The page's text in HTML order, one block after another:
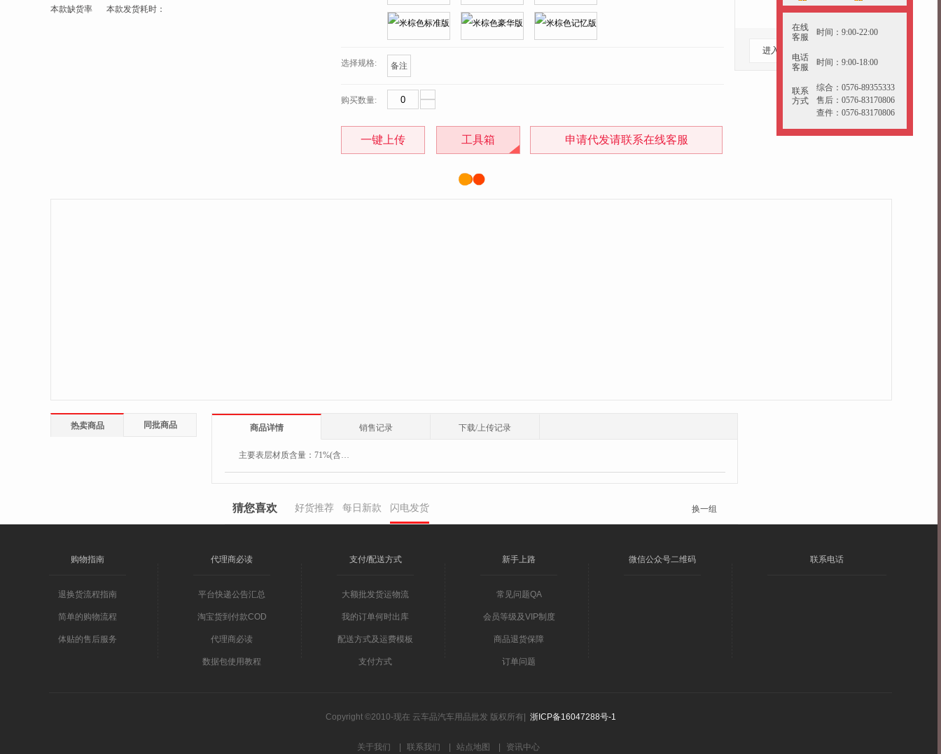
本款缺货率 本款发货耗时：
选择规格: 备注
购买数量:
一键上传 工具箱 申请代发请联系在线客服
进入档口
热卖商品 同批商品 商品详情 销售记录 下载/上传记录
主要表层材质含量： 71%(含)-80%(含)
猜您喜欢 好货推荐 每日新款 闪电发货 换一组
购物指南
退换货流程指南
简单的购物流程
体贴的售后服务
代理商必读
平台快递公告汇总
淘宝货到付款COD
代理商必读
数据包使用教程
支付/配送方式
大额批发货运物流
我的订单何时出库
配送方式及运费模板
支付方式
新手上路
常见问题QA
会员等级及VIP制度
商品退货保障
订单问题
微信公众号二维码 联系电话
Copyright ©2010-现在 云车品汽车用品批发 版权所有| 浙ICP备16047288号-1
关于我们 联系我们 站点地图 资讯中心
在线
客服
时间：9:00-22:00
电话
客服
时间：9:00-18:00
联系
方式
综合：0576-89355333
售后：0576-83170806
查件：0576-83170806